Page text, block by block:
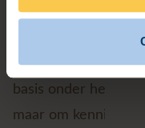
terreinbeheer,
houtverkoop,
Daarmee groeit de
basis onder het
maar om kennis uit